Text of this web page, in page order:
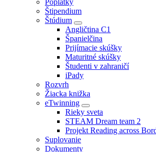
Štipendium
Štúdium
Angličtina C1
Španielčina
Prijímacie skúšky
Maturitné skúšky
Študenti v zahraničí
iPady
Rozvrh
Žiacka knižka
eTwinning
Rieky sveta
STEAM Dream team 2
Projekt Reading across
Suplovanie
Dokumenty